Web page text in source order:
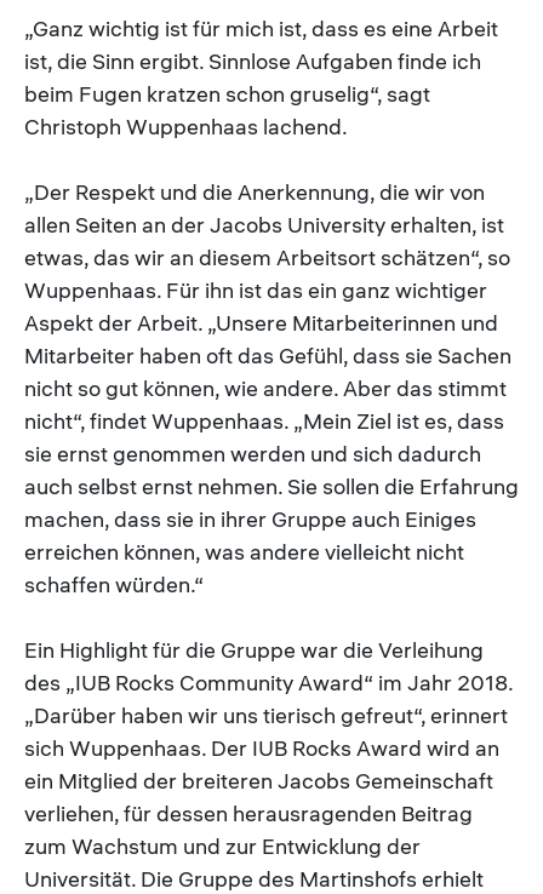
„Ganz wichtig ist für mich ist, dass es eine Arbeit
ist, die Sinn ergibt. Sinnlose Aufgaben finde ich
beim Fugen kratzen schon gruselig“, sagt
Christoph Wuppenhaas lachend.
„Der Respekt und die Anerkennung, die wir von
allen Seiten an der Jacobs University erhalten, ist
etwas, das wir an diesem Arbeitsort schätzen“, so
Wuppenhaas. Für ihn ist das ein ganz wichtiger
Aspekt der Arbeit. „Unsere Mitarbeiterinnen und
Mitarbeiter haben oft das Gefühl, dass sie Sachen
nicht so gut können, wie andere. Aber das stimmt
nicht“, findet Wuppenhaas. „Mein Ziel ist es, dass
sie ernst genommen werden und sich dadurch
auch selbst ernst nehmen. Sie sollen die Erfahrung
machen, dass sie in ihrer Gruppe auch Einiges
erreichen können, was andere vielleicht nicht
schaffen würden.“
Ein Highlight für die Gruppe war die Verleihung
des „IUB Rocks Community Award“ im Jahr 2018.
„Darüber haben wir uns tierisch gefreut“, erinnert
sich Wuppenhaas. Der IUB Rocks Award wird an
ein Mitglied der breiteren Jacobs Gemeinschaft
verliehen, für dessen herausragenden Beitrag
zum Wachstum und zur Entwicklung der
Universität. Die Gruppe des Martinshofs erhielt